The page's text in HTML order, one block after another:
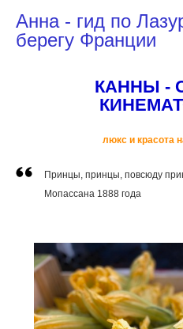
Анна - гид по
берегу Франции
КАННЫ -
люкс и красота
Принцы, принцы, повсюду
Мопассана 1888 года